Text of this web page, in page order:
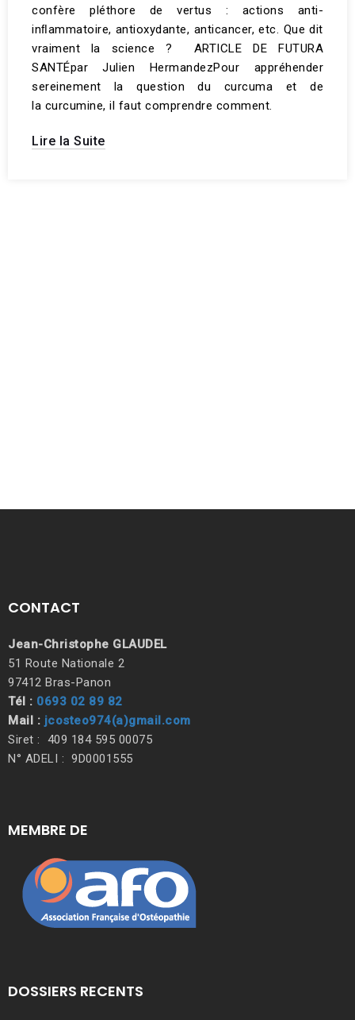
confère pléthore de vertus : actions anti-
inﬂammatoire, antioxydante, anticancer, etc. Que dit
vraiment la science ? ARTICLE DE FUTURA
SANTÉpar Julien HermandezPour appréhender
sereinement la question du curcuma et de
la curcumine, il faut comprendre comment.
Lire la Suite
CONTACT
Jean-Christophe GLAUDEL
51 Route Nationale 2
97412 Bras-Panon
Tél : 0693 02 89 82
Mail : jcosteo974(a)gmail.com
Siret : 409 184 595 00075
N° ADELI : 9D0001555
MEMBRE DE
DOSSIERS RECENTS